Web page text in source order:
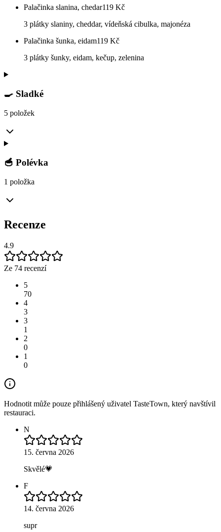
Palačinka slanina, chedar119 Kč
3 plátky slaniny, cheddar, vídeňská cibulka, majonéza
Palačinka šunka, eidam119 Kč
3 plátky šunky, eidam, kečup, zelenina
🍳 Sladké
5 položek
🥣 Polévka
1 položka
Recenze
4.9
Ze 74 recenzí
5
70
4
3
3
1
2
0
1
0
Hodnotit může pouze přihlášený uživatel TasteTown, který navštívil
restauraci.
N
15. června 2026
Skvělé💗
F
14. června 2026
supr